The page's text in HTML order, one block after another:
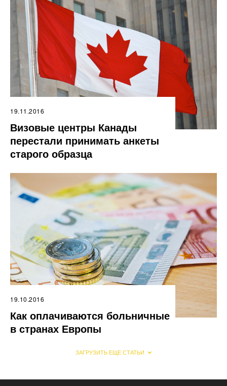
19.11.2016
Визовые центры Канады
перестали принимать анкеты
старого образца
19.10.2016
Как оплачиваются больничные
в странах Европы
ЗАГРУЗИТЬ ЕЩЕ СТАТЬИ